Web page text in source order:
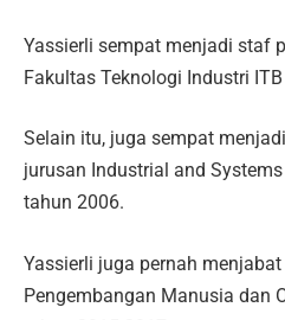
Yassierli sempat menjadi staf
Fakultas Teknologi Industri
Selain itu, juga sempat
jurusan Industrial and
tahun 2006.
Yassierli juga pernah
Pengembangan Manusia dan